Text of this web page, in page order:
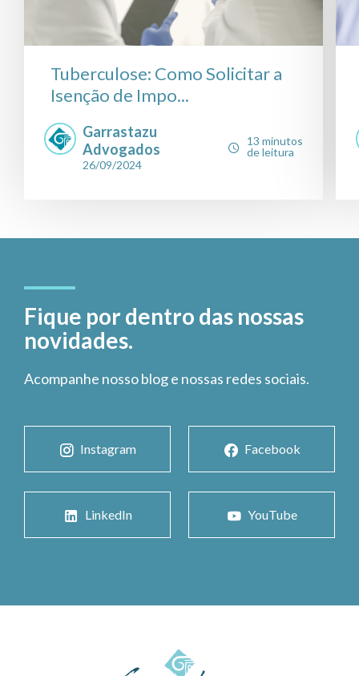
Tuberculose: Como Solicitar a
Isenção de Impo...
Garrastazu
Advogados
26/09/2024
13 minutos
de leitura
Fique por dentro das nossas
novidades.
Acompanhe nosso blog e nossas redes sociais.
Instagram Facebook
LinkedIn YouTube